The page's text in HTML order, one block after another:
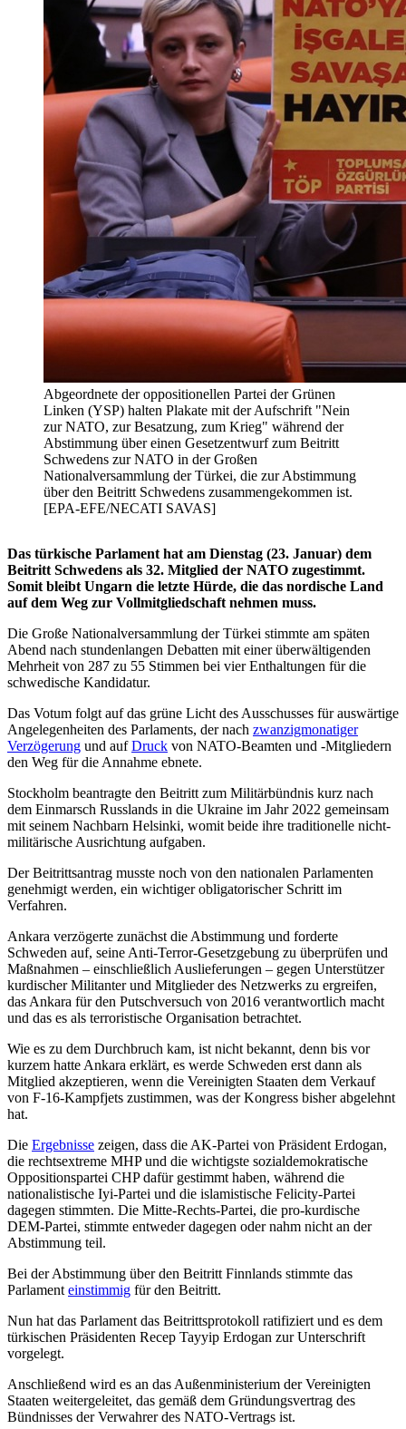
Abgeordnete der oppositionellen Partei der Grünen
Linken (YSP) halten Plakate mit der Aufschrift "Nein
zur NATO, zur Besatzung, zum Krieg" während der
Abstimmung über einen Gesetzentwurf zum Beitritt
Schwedens zur NATO in der Großen
Nationalversammlung der Türkei, die zur Abstimmung
über den Beitritt Schwedens zusammengekommen ist.
[EPA-EFE/NECATI SAVAS]
Das türkische Parlament hat am Dienstag (23. Januar) dem
Beitritt Schwedens als 32. Mitglied der NATO zugestimmt.
Somit bleibt Ungarn die letzte Hürde, die das nordische Land
auf dem Weg zur Vollmitgliedschaft nehmen muss.
Die Große Nationalversammlung der Türkei stimmte am späten
Abend nach stundenlangen Debatten mit einer überwältigenden
Mehrheit von 287 zu 55 Stimmen bei vier Enthaltungen für die
schwedische Kandidatur.
Das Votum folgt auf das grüne Licht des Ausschusses für auswärtige
Angelegenheiten des Parlaments, der nach zwanzigmonatiger
Verzögerung und aufDruck von NATO-Beamten und -Mitgliedern
den Weg für die Annahme ebnete.
Stockholm beantragte den Beitritt zum Militärbündnis kurz nach
dem Einmarsch Russlands in die Ukraine im Jahr 2022 gemeinsam
mit seinem Nachbarn Helsinki, womit beide ihre traditionelle nicht-
militärische Ausrichtung aufgaben.
Der Beitrittsantrag musste noch von den nationalen Parlamenten
genehmigt werden, ein wichtiger obligatorischer Schritt im
Verfahren.
Ankara verzögerte zunächst die Abstimmung und forderte
Schweden auf, seine Anti-Terror-Gesetzgebung zu überprüfen und
Maßnahmen – einschließlich Auslieferungen – gegen Unterstützer
kurdischer Militanter und Mitglieder des Netzwerks zu ergreifen,
das Ankara für den Putschversuch von 2016 verantwortlich macht
und das es als terroristische Organisation betrachtet.
Wie es zu dem Durchbruch kam, ist nicht bekannt, denn bis vor
kurzem hatte Ankara erklärt, es werde Schweden erst dann als
Mitglied akzeptieren, wenn die Vereinigten Staaten dem Verkauf
von F-16-Kampfjets zustimmen, was der Kongress bisher abgelehnt
hat.
Die Ergebnisse zeigen, dass die AK-Partei von Präsident Erdogan,
die rechtsextreme MHP und die wichtigste sozialdemokratische
Oppositionspartei CHP dafür gestimmt haben, während die
nationalistische Iyi-Partei und die islamistische Felicity-Partei
dagegen stimmten. Die Mitte-Rechts-Partei, die pro-kurdische
DEM-Partei, stimmte entweder dagegen oder nahm nicht an der
Abstimmung teil.
Bei der Abstimmung über den Beitritt Finnlands stimmte das
Parlament einstimmig für den Beitritt.
Nun hat das Parlament das Beitrittsprotokoll ratifiziert und es dem
türkischen Präsidenten Recep Tayyip Erdogan zur Unterschrift
vorgelegt.
Anschließend wird es an das Außenministerium der Vereinigten
Staaten weitergeleitet, das gemäß dem Gründungsvertrag des
Bündnisses der Verwahrer des NATO-Vertrags ist.